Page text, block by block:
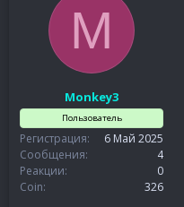
M
Monkey3
Пользователь
Регистрация
6 Май 2025
Сообщения
4
Реакции
0
Coin
326